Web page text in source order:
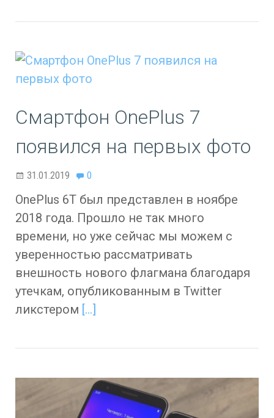
Смартфон OnePlus 7
появился на первых фото
31.01.2019 0
OnePlus 6T был представлен в ноябре
2018 года. Прошло не так много
времени, но уже сейчас мы можем с
уверенностью рассматривать
внешность нового флагмана благодаря
утечкам, опубликованным в Twitter
ликстером […]